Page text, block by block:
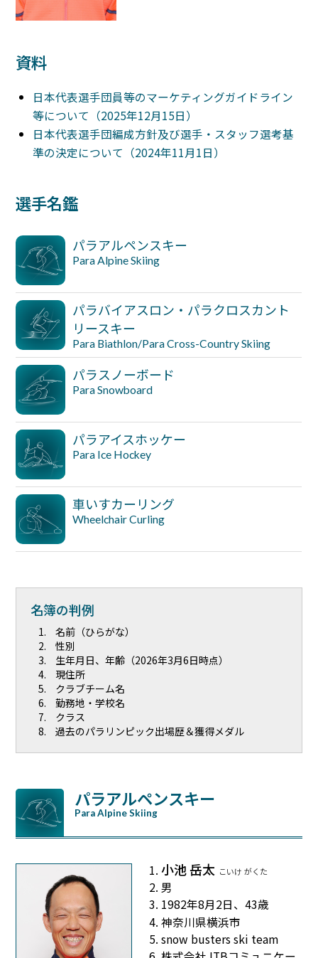
資料
日本代表選手団員等のマーケティングガイドライン
等について（2025年12月15日）
日本代表選手団編成方針及び選手・スタッフ選考基
準の決定について（2024年11月1日）
選手名鑑
パラアルペンスキー
Para Alpine Skiing
パラバイアスロン・パラクロスカント
リースキー
Para Biathlon/Para Cross-Country Skiing
パラスノーボード
Para Snowboard
パラアイスホッケー
Para Ice Hockey
車いすカーリング
Wheelchair Curling
名簿の判例
名前（ひらがな）
性別
生年月日、年齢（2026年3月6日時点）
現住所
クラブチーム名
勤務地・学校名
クラス
過去のパラリンピック出場歴＆獲得メダル
パラアルペンスキー
Para Alpine Skiing
小池 岳太 こいけ がくた
男
1982年8月2日、43歳
神奈川県横浜市
snow busters ski team